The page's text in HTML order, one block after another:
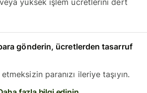
veya yüksek işlem ücretlerini dert
gönderin, ücretlerden tasarruf
paranızı ileriye taşıyın.